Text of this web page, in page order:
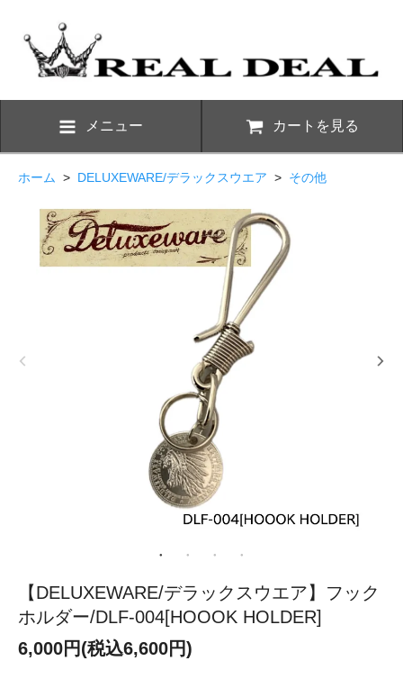
メニュー カートを見る
ホーム > DELUXEWARE/デラックスウエア > その他
【DELUXEWARE/デラックスウエア】フック
ホルダー/DLF-004[HOOOK HOLDER]
6,000円(税込6,600円)